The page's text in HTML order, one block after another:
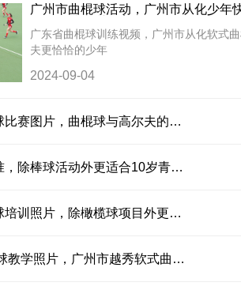
广州市曲棍球活动，广州市从化少年
广东省曲棍球训练视频，广州市从化软式
夫更恰恰的少年
2024-09-04
赛图片，曲棍球与高尔夫的区
，除棒球活动外更适合10岁青少
培训照片，除橄榄球项目外更适
项目
教学照片，广州市越秀软式曲棍